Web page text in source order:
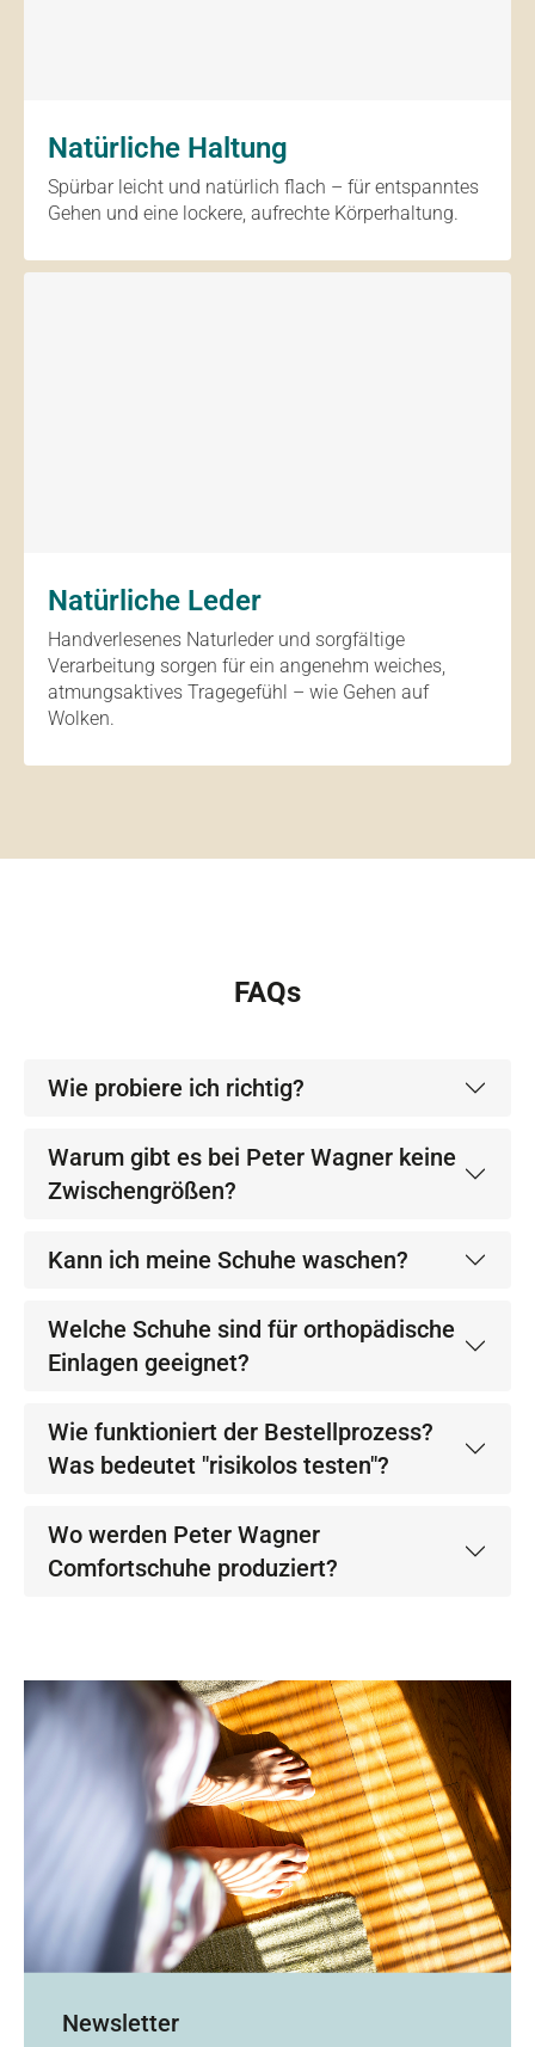
Natürliche Haltung
Spürbar leicht und natürlich flach – für entspanntes
Gehen und eine lockere, aufrechte Körperhaltung.
Natürliche Leder
Handverlesenes Naturleder und sorgfältige
Verarbeitung sorgen für ein angenehm weiches,
atmungsaktives Tragegefühl – wie Gehen auf
Wolken.
FAQs
Wie probiere ich richtig?
Warum gibt es bei Peter Wagner keine
Zwischengrößen?
Kann ich meine Schuhe waschen?
Welche Schuhe sind für orthopädische
Einlagen geeignet?
Wie funktioniert der Bestellprozess?
Was bedeutet "risikolos testen"?
Wo werden Peter Wagner
Comfortschuhe produziert?
Newsletter